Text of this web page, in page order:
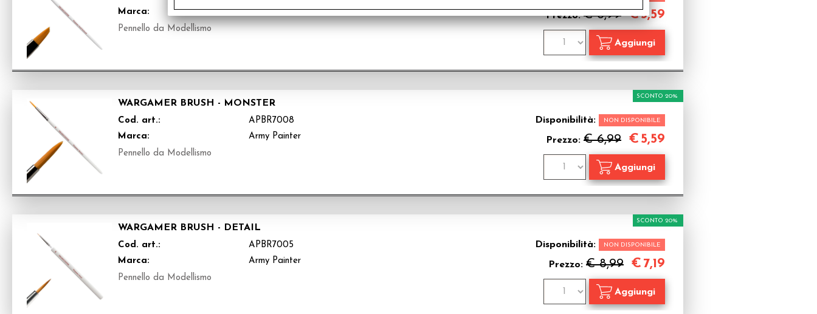
Marca:
Army Painter
Pennello da Modellismo
Prezzo:€ 6,99 €5,59
WARGAMER BRUSH - MONSTER
Cod. art.:
APBR7008
Marca:
Army Painter
Pennello da Modellismo
Disponibilità: NON DISPONIBILE
Prezzo: € 6,99
SCONTO 20%
€ 5,59
WARGAMER BRUSH - DETAIL
Cod. art.:
APBR7005
Marca:
Army Painter
Pennello da Modellismo
Disponibilità: NON DISPONIBILE
Prezzo: € 8,99
SCONTO 20%
€ 7,19